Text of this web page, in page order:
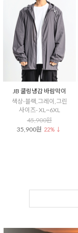
JB 쿨링냉감 바람막이
색상-블랙,그레이,그린
사이즈- XL~6XL
45,900원
35,900원 22% ↓